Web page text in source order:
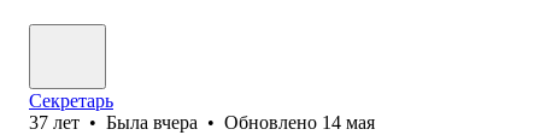
Секретарь
37 лет • Была вчера • Обновлено 14 мая